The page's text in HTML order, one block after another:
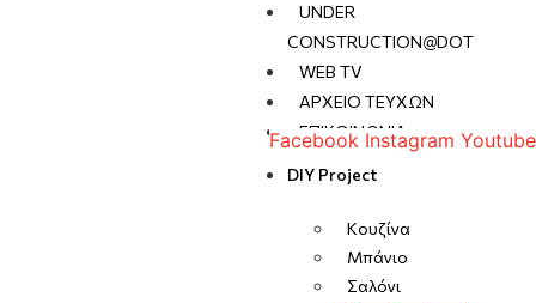
UNDER
CONSTRUCTION@DOT
WEB TV
ΑΡΧΕΊΟ ΤΕΥΧΏΝ
ΕΠΙΚΟΙΝΩΝΊΑ
Facebook Instagram Youtube
DIY Project
Κουζίνα
Μπάνιο
Σαλόνι